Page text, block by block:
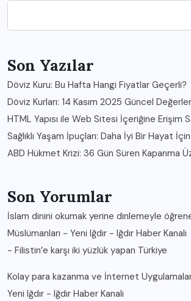
Son Yazılar
Döviz Kuru: Bu Hafta Hangi Fiyatlar Geçerli?
Döviz Kurları: 14 Kasım 2025 Güncel Değerler
HTML Yapısı ile Web Sitesi İçeriğine Erişim
Sağlıklı Yaşam İpuçları: Daha İyi Bir Hayat
ABD Hükmet Krizi: 36 Gün Süren Kapanma
Son Yorumlar
İslam dinini okumak yerine dinlemeyle
Müslümanları - Yeni Iğdır - Iğdır Haber Kanalı
- Filistin’e karşı iki yüzlük yapan Türkiye
Kolay para kazanma ve İnternet
Yeni Iğdır - Iğdır Haber Kanalı